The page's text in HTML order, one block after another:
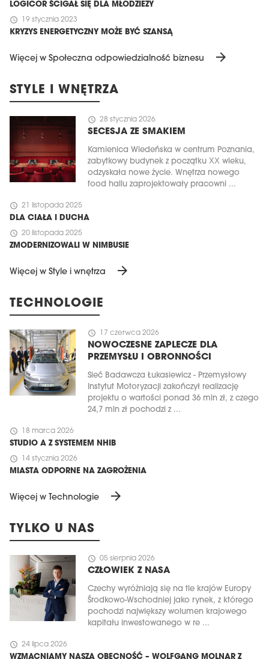
LOGICOR ŚCIGAŁ SIĘ DLA MŁODZIEŻY
schedule 19 stycznia 2023
KRYZYS ENERGETYCZNY MOŻE BYĆ SZANSĄ
Więcej w Społeczna odpowiedzialność biznesu arrow_forward
STYLE I WNĘTRZA
schedule 28 stycznia 2026
SECESJA ZE SMAKIEM
Kamienica Wiedeńska w centrum Poznania,
zabytkowy budynek z początku XX wieku,
odzyskała nowe życie. Wnętrza nowego
food hallu zaprojektowały pracowni ...
schedule 21 listopada 2025
DLA CIAŁA I DUCHA
schedule 20 listopada 2025
ZMODERNIZOWALI W NIMBUSIE
Więcej w Style i wnętrza arrow_forward
TECHNOLOGIE
schedule 17 czerwca 2026
NOWOCZESNE ZAPLECZE DLA
PRZEMYSŁU I OBRONNOŚCI
Sieć Badawcza Łukasiewicz - Przemysłowy
Instytut Motoryzacji zakończył realizację
projektu o wartości ponad 36 mln zł, z czego
24,7 mln zł pochodzi z ...
schedule 18 marca 2026
STUDIO A Z SYSTEMEM NHIB
schedule 14 stycznia 2026
MIASTA ODPORNE NA ZAGROŻENIA
Więcej w Technologie arrow_forward
TYLKO U NAS
schedule 05 sierpnia 2026
CZŁOWIEK Z NASA
Czechy wyróżniają się na tle krajów Europy
Środkowo-Wschodniej jako rynek, z którego
pochodzi największy wolumen krajowego
kapitału inwestowanego w re ...
schedule 24 lipca 2026
WZMACNIAMY NASZĄ OBECNOŚĆ – WOLFGANG MOLNAR Z